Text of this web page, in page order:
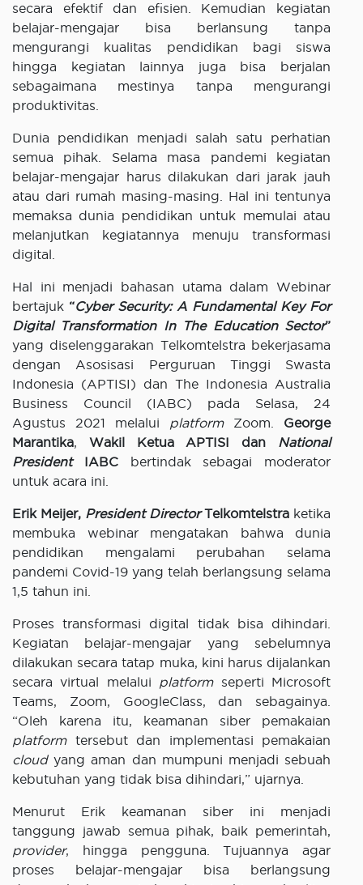
secara efektif dan efisien. Kemudian kegiatan
belajar-mengajar bisa berlansung tanpa
mengurangi kualitas pendidikan bagi siswa
hingga kegiatan lainnya juga bisa berjalan
sebagaimana mestinya tanpa mengurangi
produktivitas.
Dunia pendidikan menjadi salah satu perhatian
semua pihak. Selama masa pandemi kegiatan
belajar-mengajar harus dilakukan dari jarak jauh
atau dari rumah masing-masing. Hal ini tentunya
memaksa dunia pendidikan untuk memulai atau
melanjutkan kegiatannya menuju transformasi
digital.
Hal ini menjadi bahasan utama dalam Webinar
bertajuk “Cyber Security: A Fundamental Key For
Digital Transformation In The Education Sector”
yang diselenggarakan Telkomtelstra bekerjasama
dengan Asosisasi Perguruan Tinggi Swasta
Indonesia (APTISI) dan The Indonesia Australia
Business Council (IABC) pada Selasa, 24
Agustus 2021 melalui platformZoom. George
Marantika, Wakil Ketua APTISI dan National
President
IABCbertindak sebagai moderator
untuk acara ini.
Erik Meijer, President DirectorTelkomtelstra ketika
membuka webinar mengatakan bahwa dunia
pendidikan mengalami perubahan selama
pandemi Covid-19 yang telah berlangsung selama
1,5 tahun ini.
Proses transformasi digital tidak bisa dihindari.
Kegiatan belajar-mengajar yang sebelumnya
dilakukan secara tatap muka, kini harus dijalankan
secara virtual melalui platformseperti Microsoft
Teams, Zoom, GoogleClass, dan sebagainya.
“Oleh karena itu, keamanan siber pemakaian
platformtersebut dan implementasi pemakaian
cloudyang aman dan mumpuni menjadi sebuah
kebutuhan yang tidak bisa dihindari,” ujarnya.
Menurut Erik keamanan siber ini menjadi
tanggung jawab semua pihak, baik pemerintah,
provider, hingga pengguna. Tujuannya agar
proses belajar-mengajar bisa berlangsung